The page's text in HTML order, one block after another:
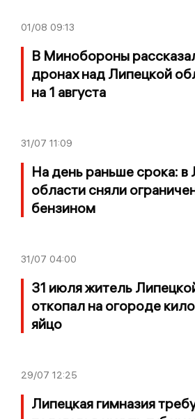
01/08 09:13
В Минобороны
дронах над Липецкой
на 1 августа
31/07 11:09
На день раньше срока: в
области сняли
бензином
31/07 04:00
31 июля житель
откопал на огороде
яйцо
29/07 12:25
Липецкая гимназия